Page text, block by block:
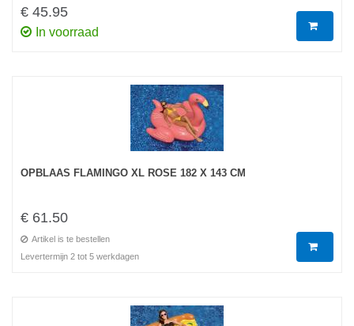
€ 45.95
In voorraad
OPBLAAS FLAMINGO XL ROSE 182 X 143 CM
€ 61.50
Artikel is te bestellen
Levertermijn 2 tot 5 werkdagen